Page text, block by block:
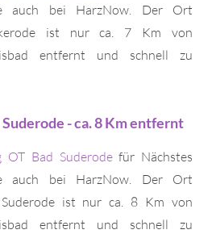
auch bei HarzNow. Der Ort
ist nur ca. 7 Km von
entfernt und schnell zu
- ca. 8 Km entfernt
OT Bad Suderodefür Nächstes
auch bei HarzNow. Der Ort
ist nur ca. 8 Km von
entfernt und schnell zu